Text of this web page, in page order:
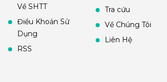
Về SHTT
Điều Khoản Sử
Dụng
RSS
Tra cứu
Về Chúng Tôi
Liên Hệ